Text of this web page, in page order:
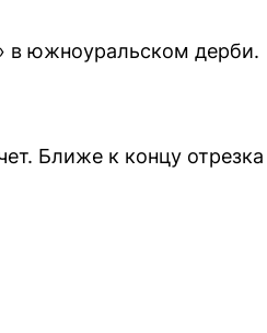
в южноуральском дерби.
Ближе к концу отрезка